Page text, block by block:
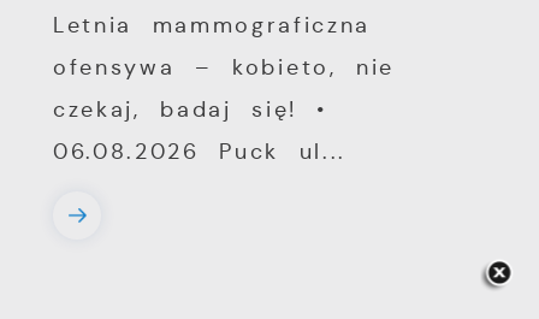
Letnia mammograficzna
ofensywa – kobieto, nie
czekaj, badaj się! •
06.08.2026 Puck ul...